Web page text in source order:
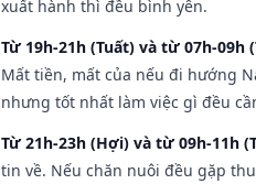
xuất hành thì đều bình yên.
Từ 19h-21h (Tuất) và từ 07h-09h
Mất tiền, mất của nếu đi hướng
nhưng tốt nhất làm việc gì đều
Từ 21h-23h (Hợi) và từ 09h-11h
tin về. Nếu chăn nuôi đều gặp